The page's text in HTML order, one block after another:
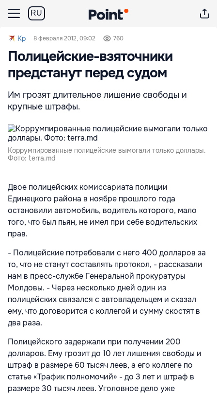
RU
Kp 8 февраля 2012, 09:02 760
Полицейские-взяточники
предстанут перед судом
Им грозят длительное лишение свободы и
крупные штрафы.
Коррумпированные полицейские вымогали только доллары.
Фото: terra.md
Двое полицейских комиссариата полиции
Единецкого района в ноябре прошлого года
остановили автомобиль, водитель которого, мало
того, что был пьян, не имел при себе водительских
прав.
- Полицейские потребовали с него 400 долларов за
то, что не станут составлять протокол, - рассказали
нам в пресс-службе Генеральной прокуратуры
Молдовы. - Через несколько дней один из
полицейских связался с автовладельцем и сказал
ему, что договорится с коллегой и сумму скостят в
два раза.
Полицейского задержали при получении 200
долларов. Ему грозит до 10 лет лишения свободы и
штраф в размере 60 тысяч леев, а его коллеге по
статье «Трафик полномочий» - до 3 лет и штраф в
размере 30 тысяч леев. Уголовное дело уже